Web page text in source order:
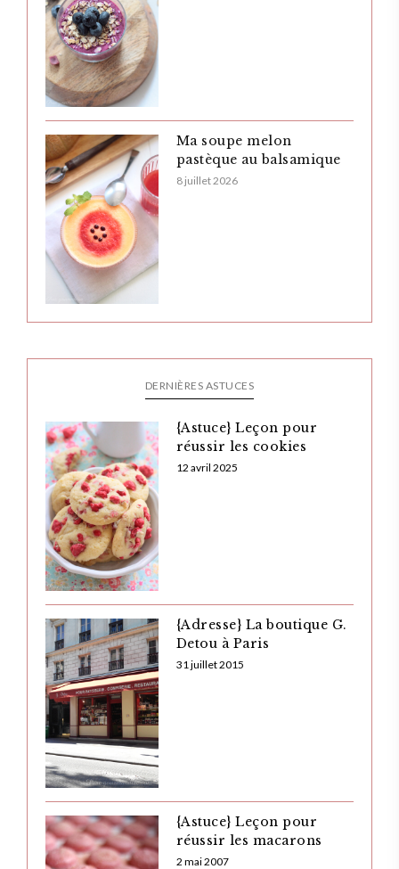
Ma soupe melon
pastèque au balsamique
8 juillet 2026
DERNIÈRES ASTUCES
{Astuce} Leçon pour
réussir les cookies
12 avril 2025
{Adresse} La boutique G.
Detou à Paris
31 juillet 2015
{Astuce} Leçon pour
réussir les macarons
2 mai 2007